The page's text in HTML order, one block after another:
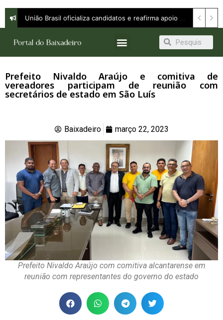
Prefeito Nivaldo Araújo e comitiva de
vereadores participam de reunião com
secretários de estado em São Luís
Baixadeiro março 22, 2023
Prefeito Nivaldo Araújo com comitiva alcantarense em
reunião com representantes do governo do estado